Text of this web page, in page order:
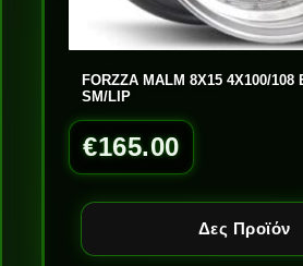
FORZZA MALM 8X15 4X100/108
SM/LIP
€165.00
Δες Προϊόν